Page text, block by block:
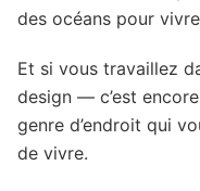
des océans pour
Et si vous travaillez
design — c’est
genre d’endroit qui
de vivre.